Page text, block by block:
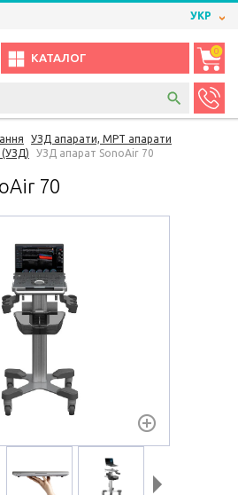
УКР
КАТАЛОГ
0
УЗД апарати, МРТ апарати
(УЗД)
УЗД апарат SonoAir 70
70